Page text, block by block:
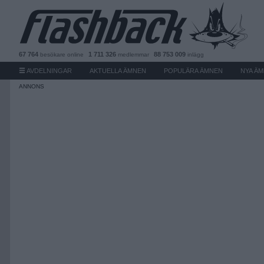
67 764 besökare online 1 711 326 medlemmar 88 753 009 inlägg
AVDELNINGAR AKTUELLA ÄMNEN POPULÄRA ÄMNEN NYA